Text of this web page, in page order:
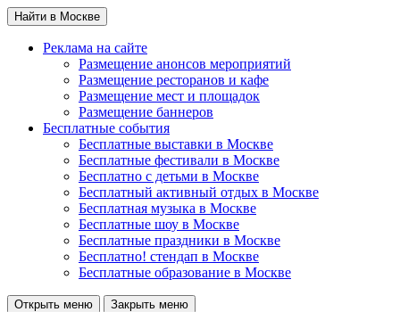
Найти в Москве
Реклама на сайте
Размещение анонсов мероприятий
Размещение ресторанов и кафе
Размещение мест и площадок
Размещение баннеров
Бесплатные события
Бесплатные выставки в Москве
Бесплатные фестивали в Москве
Бесплатно с детьми в Москве
Бесплатный активный отдых в Москве
Бесплатная музыка в Москве
Бесплатные шоу в Москве
Бесплатные праздники в Москве
Бесплатно! стендап в Москве
Бесплатные образование в Москве
Открыть меню Закрыть меню